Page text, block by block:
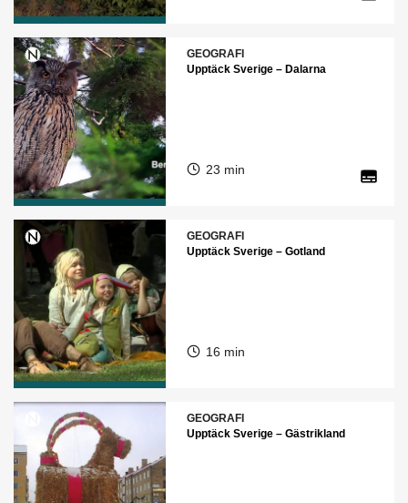
GEOGRAFI
Upptäck Sverige – Dalarna
23 min
GEOGRAFI
Upptäck Sverige – Gotland
16 min
GEOGRAFI
Upptäck Sverige – Gästrikland